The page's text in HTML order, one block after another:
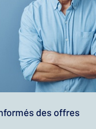
des offres